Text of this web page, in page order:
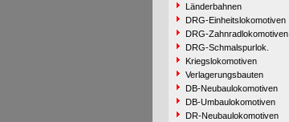
Länderbahnen
DRG-Einheitslokomotiven
DRG-Zahnradlokomotiven
DRG-Schmalspurlok.
Kriegslokomotiven
Verlagerungsbauten
DB-Neubaulokomotiven
DB-Umbaulokomotiven
DR-Neubaulokomotiven